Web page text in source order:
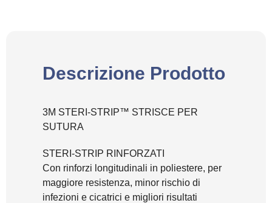
Descrizione Prodotto
3M STERI-STRIP™ STRISCE PER
SUTURA
STERI-STRIP RINFORZATI
Con rinforzi longitudinali in poliestere, per
maggiore resistenza, minor rischio di
infezioni e cicatrici e migliori risultati